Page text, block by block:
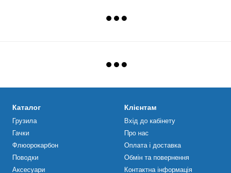
Каталог
Грузила
Гачки
Флюорокарбон
Поводки
Аксесуари
Клієнтам
Вхід до кабінету
Про нас
Оплата і доставка
Обмін та повернення
Контактна інформація